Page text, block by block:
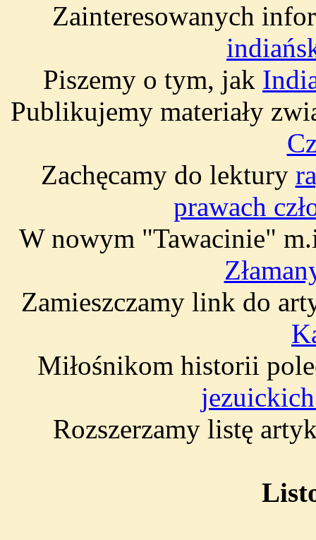
Zainteresowanych
Piszemy o tym, jak
Publikujemy materiały
Zachęcamy do lektury
prawach
W nowym "Tawacinie"
Zamieszczamy link do
Miłośnikom historii
Rozszerzamy listę